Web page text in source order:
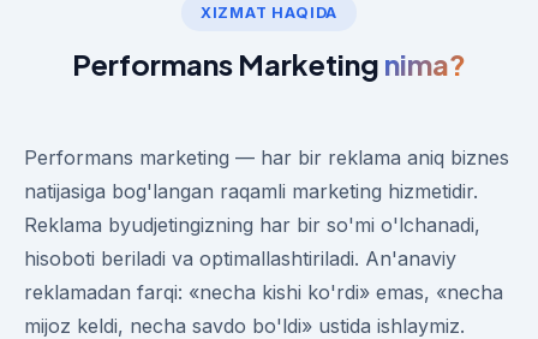
XIZMAT HAQIDA
Performans Marketing nima?
Performans marketing — har bir reklama aniq biznes
natijasiga bog'langan raqamli marketing hizmetidir.
Reklama byudjetingizning har bir so'mi o'lchanadi,
hisoboti beriladi va optimallashtiriladi. An'anaviy
reklamadan farqi: «necha kishi ko'rdi» emas, «necha
mijoz keldi, necha savdo bo'ldi» ustida ishlaymiz.